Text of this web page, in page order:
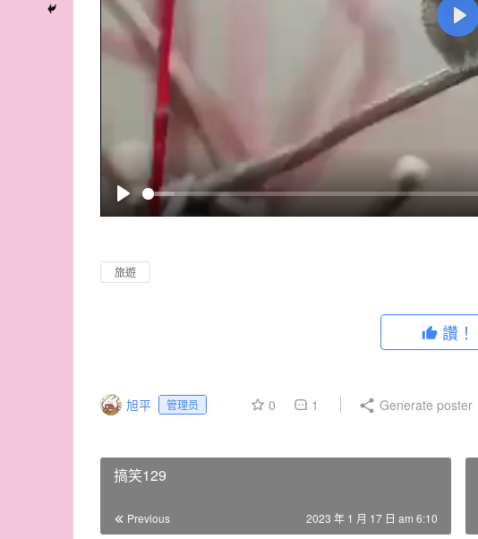
P
a
y
P
l
a
旅遊
讚！
旭平 管理员 0 1 Generate poster
搞笑129
Previous 2023 年 1 月 17 日 am 6:10